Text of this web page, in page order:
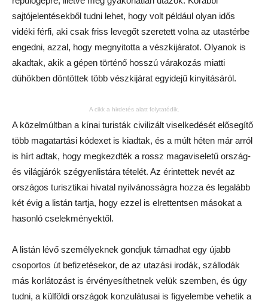
sajtójelentésekből tudni lehet, hogy volt például olyan idős
vidéki férfi, aki csak friss levegőt szeretett volna az utastérbe
engedni, azzal, hogy megnyitotta a vészkijáratot. Olyanok is
akadtak, akik a gépen történő hosszú várakozás miatti
dühökben döntöttek több vészkijárat egyidejű kinyitásáról.
A cikk a hirdetés alatt folytatódik.
A közelmúltban a kínai turisták civilizált viselkedését elősegítő
több magatartási kódexet is kiadtak, és a múlt héten már arról
is hírt adtak, hogy megkezdték a rossz magaviseletű ország-
és világjárók szégyenlistára tételét. Az érintettek nevét az
országos turisztikai hivatal nyilvánosságra hozza és legalább
két évig a listán tartja, hogy ezzel is elrettentsen másokat a
hasonló cselekményektől.
A listán lévő személyeknek gondjuk támadhat egy újabb
csoportos út befizetésekor, de az utazási irodák, szállodák
más korlátozást is érvényesíthetnek velük szemben, és úgy
tudni, a külföldi országok konzulátusai is figyelembe vehetik a